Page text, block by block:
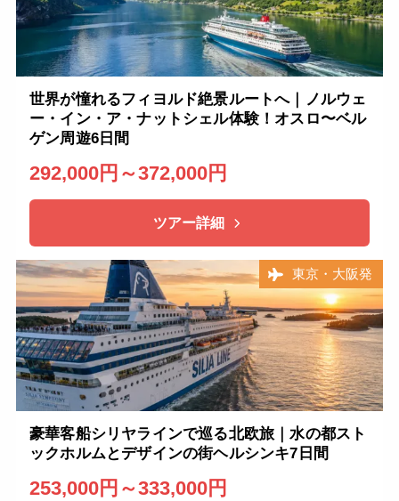
世界が憧れるフィヨルド絶景ルートへ｜ノルウェ
ー・イン・ア・ナットシェル体験！オスロ〜ベル
ゲン周遊6日間
292,000円～372,000円
ツアー詳細
東京・大阪発
豪華客船シリヤラインで巡る北欧旅｜水の都スト
ックホルムとデザインの街ヘルシンキ7日間
253,000円～333,000円